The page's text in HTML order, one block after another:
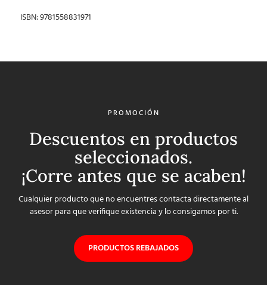
ISBN: 9781558831971
PROMOCIÓN
Descuentos en productos
seleccionados.
¡Corre antes que se acaben!
Cualquier producto que no encuentres contacta directamente al
asesor para que verifique existencia y lo consigamos por ti.
PRODUCTOS REBAJADOS